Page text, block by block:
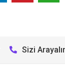
Sizi